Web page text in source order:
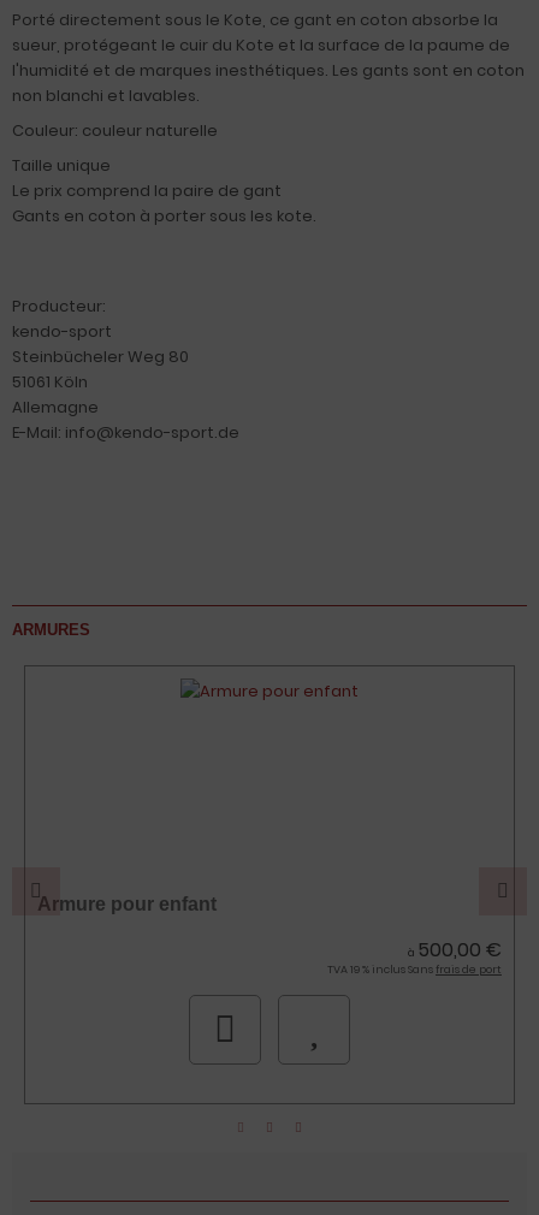
Porté directement sous le Kote, ce gant en coton absorbe la
sueur, protégeant le cuir du Kote et la surface de la paume de
l'humidité et de marques inesthétiques. Les gants sont en coton
non blanchi et lavables.
Couleur: couleur naturelle
Taille unique
Le prix comprend la paire de gant
Gants en coton à porter sous les kote.
Producteur:
kendo-sport
Steinbücheler Weg 80
51061 Köln
Allemagne
E-Mail: info@kendo-sport.de
ARMURES
Armure pour enfant
à 500,00 €
TVA 19 % inclus Sans frais de port